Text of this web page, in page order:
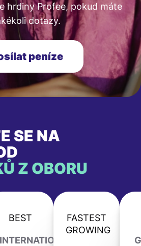
hrdiny Profee, pokud máte
dotazy.
peníze
SE NA
Z OBORU
BEST
INTERNATIONAL
FASTEST
GROWING